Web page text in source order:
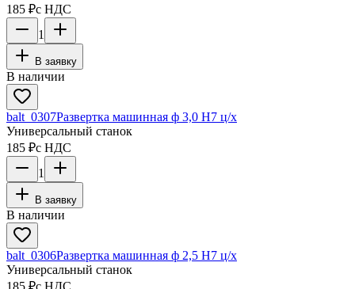
185 ₽с НДС
1
В заявку
В наличии
balt_0307Развертка машинная ф 3,0 Н7 ц/х
Универсальный станок
185 ₽с НДС
1
В заявку
В наличии
balt_0306Развертка машинная ф 2,5 Н7 ц/х
Универсальный станок
185 ₽с НДС